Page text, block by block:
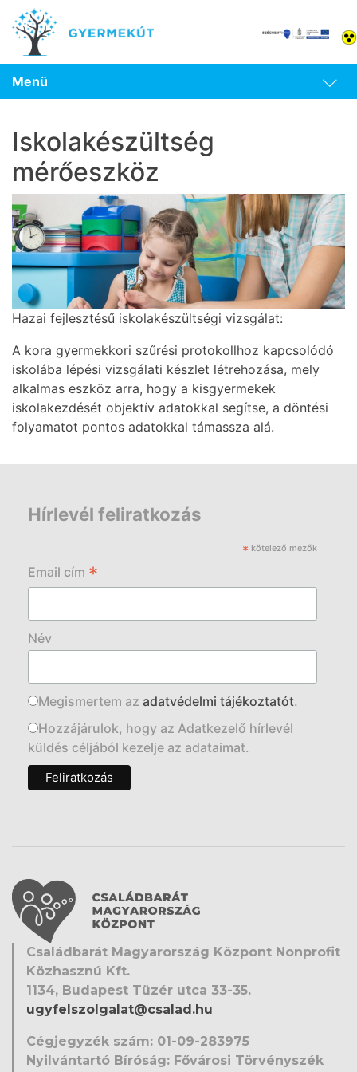
Menü
Iskolakészültség
mérőeszköz
Hazai fejlesztésű iskolakészültségi vizsgálat:
A kora gyermekkori szűrési protokollhoz kapcsolódó
iskolába lépési vizsgálati készlet létrehozása, mely
alkalmas eszköz arra, hogy a kisgyermekek
iskolakezdését objektív adatokkal segítse, a döntési
folyamatot pontos adatokkal támassza alá.
Hírlevél feliratkozás
* kötelező mezők
Email cím *
Név
Megismertem az adatvédelmi tájékoztatót.
Hozzájárulok, hogy az Adatkezelő hírlevél
küldés céljából kezelje az adataimat.
Családbarát Magyarország Központ Nonprofit
Közhasznú Kft.
1134, Budapest Tüzér utca 33-35.
ugyfelszolgalat@csalad.hu
Cégjegyzék szám: 01-09-283975
Nyilvántartó Bíróság: Fővárosi Törvényszék